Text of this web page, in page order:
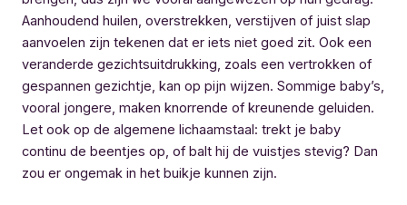
Aanhoudend huilen, overstrekken, verstijven of juist slap
aanvoelen zijn tekenen dat er iets niet goed zit. Ook een
veranderde gezichtsuitdrukking, zoals een vertrokken of
gespannen gezichtje, kan op pijn wijzen. Sommige baby’s,
vooral jongere, maken knorrende of kreunende geluiden.
Let ook op de algemene lichaamstaal: trekt je baby
continu de beentjes op, of balt hij de vuistjes stevig? Dan
zou er ongemak in het buikje kunnen zijn.